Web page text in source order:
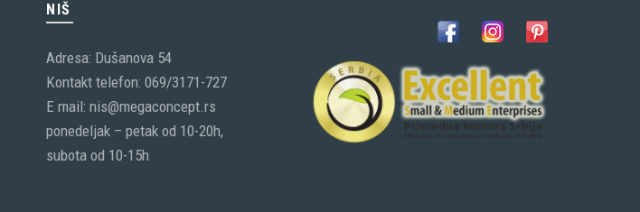
NIŠ
Adresa: Dušanova 54
Kontakt telefon: 069/3171-727
E mail: nis@megaconcept.rs
ponedeljak – petak od 10-20h,
subota od 10-15h